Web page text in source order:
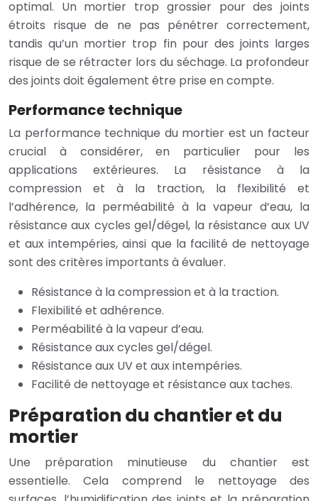
optimal. Un mortier trop grossier pour des joints
étroits risque de ne pas pénétrer correctement,
tandis qu’un mortier trop fin pour des joints larges
risque de se rétracter lors du séchage. La profondeur
des joints doit également être prise en compte.
Performance technique
La performance technique du mortier est un facteur
crucial à considérer, en particulier pour les
applications extérieures. La résistance à la
compression et à la traction, la flexibilité et
l’adhérence, la perméabilité à la vapeur d’eau, la
résistance aux cycles gel/dégel, la résistance aux UV
et aux intempéries, ainsi que la facilité de nettoyage
sont des critères importants à évaluer.
Résistance à la compression et à la traction.
Flexibilité et adhérence.
Perméabilité à la vapeur d’eau.
Résistance aux cycles gel/dégel.
Résistance aux UV et aux intempéries.
Facilité de nettoyage et résistance aux taches.
Préparation du chantier et du
mortier
Une préparation minutieuse du chantier est
essentielle. Cela comprend le nettoyage des